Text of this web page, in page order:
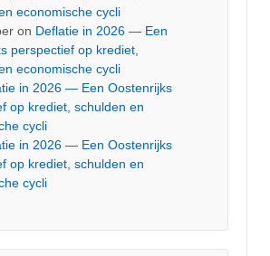
economische cycli
on Deflatie in 2026 — Een
perspectief op krediet,
economische cycli
in 2026 — Een Oostenrijks
op krediet, schulden en
cycli
in 2026 — Een Oostenrijks
op krediet, schulden en
cycli